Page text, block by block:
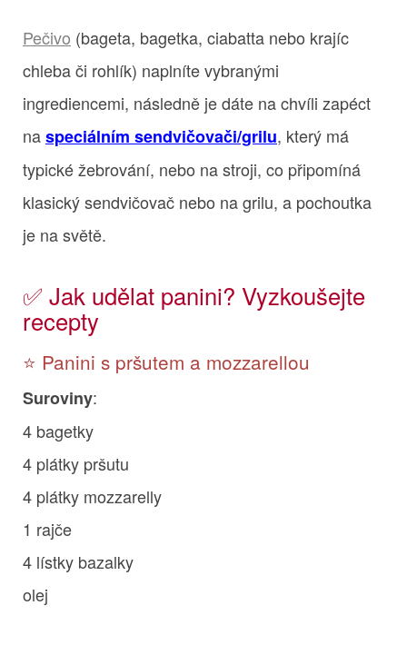
Pečivo (bageta, bagetka, ciabatta nebo krajíc
chleba či rohlík) naplníte vybranými
ingrediencemi, následně je dáte na chvíli zapéct
naspeciálním sendvičovači/grilu, který má
typické žebrování, nebo na stroji, co připomíná
klasický sendvičovač nebo na grilu, a pochoutka
je na světě.
✅ Jak udělat panini? Vyzkoušejte
recepty
⭐ Panini s pršutem a mozzarellou
Suroviny:
4 bagetky
4 plátky pršutu
4 plátky mozzarelly
1 rajče
4 lístky bazalky
olej